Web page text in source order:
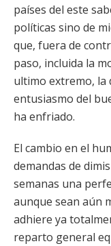
países del este
políticas sino de
que, fuera de
paso, incluida la
ultimo extremo, la
entusiasmo del
ha enfriado.
El cambio en el
demandas de
semanas una
aunque sean aún
adhiere ya
reparto general